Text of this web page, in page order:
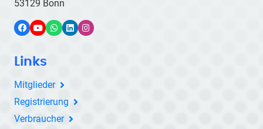
53129 Bonn
FacebookYouTubeWhatsAppLinkedInInstagram
Links
Mitglieder
Registrierung
Verbraucher